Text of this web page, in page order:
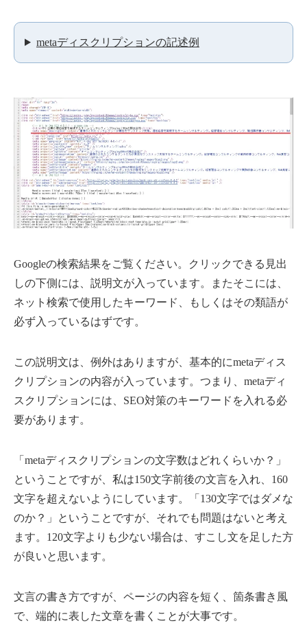
metaディスクリプションの記述例
Googleの検索結果をご覧ください。クリックできる見出
しの下側には、説明文が入っています。またそこには、
ネット検索で使用したキーワード、もしくはその類語が
必ず入っているはずです。
この説明文は、例外はありますが、基本的にmetaディス
クリプションの内容が入っています。つまり、metaディ
スクリプションには、SEO対策のキーワードを入れる必
要があります。
「metaディスクリプションの文字数はどれくらいか？」
ということですが、私は150文字前後の文言を入れ、160
文字を超えないようにしています。「130文字ではダメな
のか？」ということですが、それでも問題はないと考え
ます。120文字よりも少ない場合は、すこし文を足した方
が良いと思います。
文言の書き方ですが、ページの内容を短く、箇条書き風
で、端的に表した文章を書くことが大事です。